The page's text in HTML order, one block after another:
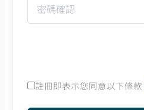
註冊即表示您同意以下條款